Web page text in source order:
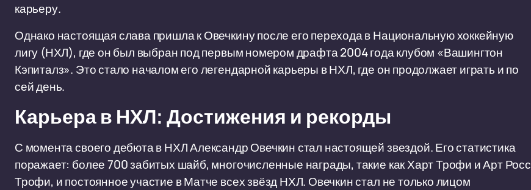
карьеру.
Однако настоящая слава пришла к Овечкину после его перехода в Национальную хоккейную
лигу (НХЛ), где он был выбран под первым номером драфта 2004 года клубом «Вашингтон
Кэпиталз». Это стало началом его легендарной карьеры в НХЛ, где он продолжает играть и по
сей день.
Карьера в НХЛ: Достижения и рекорды
С момента своего дебюта в НХЛ Александр Овечкин стал настоящей звездой. Его статистика
поражает: более 700 забитых шайб, многочисленные награды, такие как Харт Трофи и Арт Росс
Трофи, и постоянное участие в Матче всех звёзд НХЛ. Овечкин стал не только лицом